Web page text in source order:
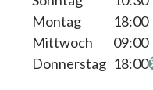
Montag
18:00
Mittwoch
09:00
Donnerstag 18:00